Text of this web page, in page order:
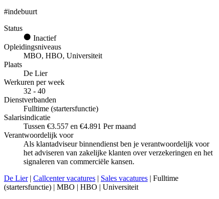
#indebuurt
Status
Inactief
Opleidingsniveaus
MBO, HBO, Universiteit
Plaats
De Lier
Werkuren per week
32 - 40
Dienstverbanden
Fulltime (startersfunctie)
Salarisindicatie
Tussen €3.557 en €4.891 Per maand
Verantwoordelijk voor
Als klantadviseur binnendienst ben je verantwoordelijk voor
het adviseren van zakelijke klanten over verzekeringen en het
signaleren van commerciële kansen.
De Lier| Callcenter vacatures | Sales vacatures | Fulltime
(startersfunctie) | MBO | HBO | Universiteit